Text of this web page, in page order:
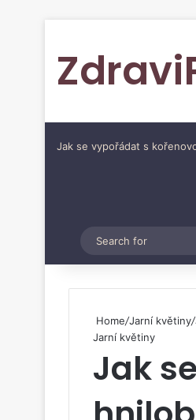
Jak se vypořádat s
Switch skin
Home/Jarní květiny/
Jarní květiny
Jak